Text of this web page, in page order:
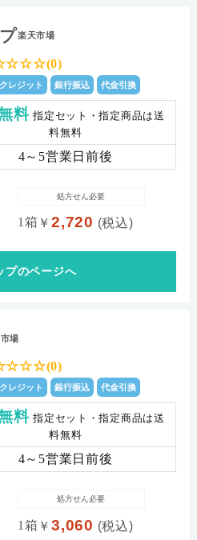
楽天市場
クレジット 銀行振込 代金引換
料 指定セット・指定商品は送
料無料
4～5営業日前後
1箱 ￥2,720 (税込)
処方せん必要
プのページへ
場
クレジット 銀行振込 代金引換
料 指定セット・指定商品は送
料無料
4～5営業日前後
1箱 ￥3,060 (税込)
処方せん必要